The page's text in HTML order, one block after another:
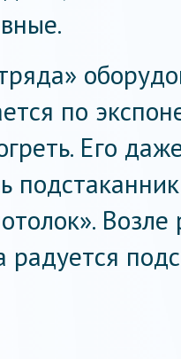
по
Его
радуется